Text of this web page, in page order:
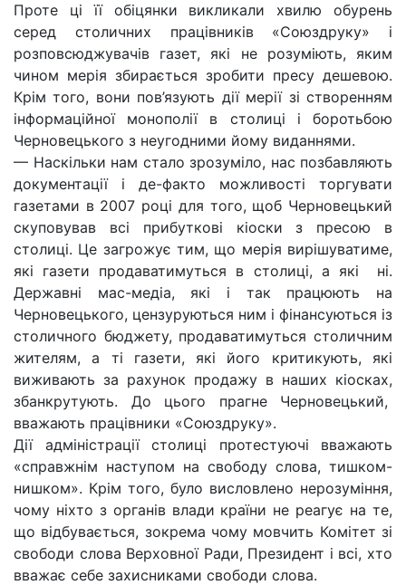
Проте ці її обіцянки викликали хвилю обурень
серед столичних працівників «Союздруку» і
розповсюджувачів газет, які не розуміють, яким
чином мерія збирається зробити пресу дешевою.
Крім того, вони пов’язують дії мерії зі створенням
інформаційної монополії в столиці і боротьбою
Черновецького з неугодними йому виданнями.
— Наскільки нам стало зрозуміло, нас позбавляють
документації і де-факто можливості торгувати
газетами в 2007 році для того, щоб Черновецький
скуповував всі прибуткові кіоски з пресою в
столиці. Це загрожує тим, що мерія вирішуватиме,
які газети продаватимуться в столиці, а які ні.
Державні мас-медіа, які і так працюють на
Черновецького, цензуруються ним і фінансуються із
столичного бюджету, продаватимуться столичним
жителям, а ті газети, які його критикують, які
виживають за рахунок продажу в наших кіосках,
збанкрутують. До цього прагне Черновецький,
вважають працівники «Союздруку».
Дії адміністрації столиці протестуючі вважають
«справжнім наступом на свободу слова, тишком-
нишком». Крім того, було висловлено нерозуміння,
чому ніхто з органів влади країни не реагує на те,
що відбувається, зокрема чому мовчить Комітет зі
свободи слова Верховної Ради, Президент і всі, хто
вважає себе захисниками свободи слова.